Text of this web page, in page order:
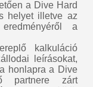
a Dive Hard
helyet illetve az
a
kalkuláció
leírásokat,
honlapra a Dive
partnere zárt